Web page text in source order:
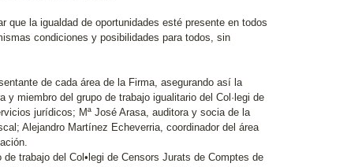
que la igualdad de oportunidades esté presente en todos
condiciones y posibilidades para todos, sin
de cada área de la Firma, asegurando así la
miembro del grupo de trabajo igualitario del Col·legi de
jurídicos; Mª José Arasa, auditora y socia de la
Alejandro Martínez Echeverria, coordinador del área
trabajo del Col•legi de Censors Jurats de Comptes de